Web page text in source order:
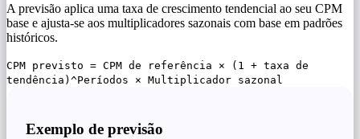
A previsão aplica uma taxa de crescimento tendencial ao seu CPM
base e ajusta-se aos multiplicadores sazonais com base em padrões
históricos.
CPM previsto = CPM de referência × (1 + taxa de
tendência)^Períodos × Multiplicador sazonal
Exemplo de previsão